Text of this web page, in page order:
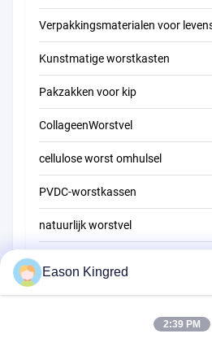
Verpakkingsmaterialen voor
Kunstmatige worstkasten
Pakzakken voor kip
CollageenWorstvel
cellulose worst omhulsel
PVDC-worstkassen
natuurlijk worstvel
Verpakkingsfilm voor
Eason Kingred
2:39 PM